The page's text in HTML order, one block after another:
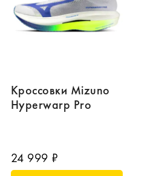
Кроссовки Mizuno
Hyperwarp Pro
24 999 ₽